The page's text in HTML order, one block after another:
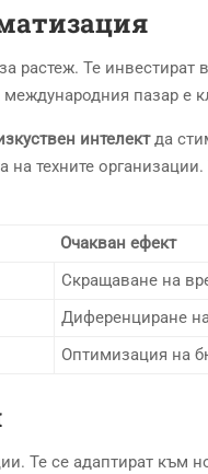
растеж. Те инвестират
пазар е
интелектда
техните
Очакван ефект
Скращаване на
Диференциране
Оптимизация на
Те се адаптират към